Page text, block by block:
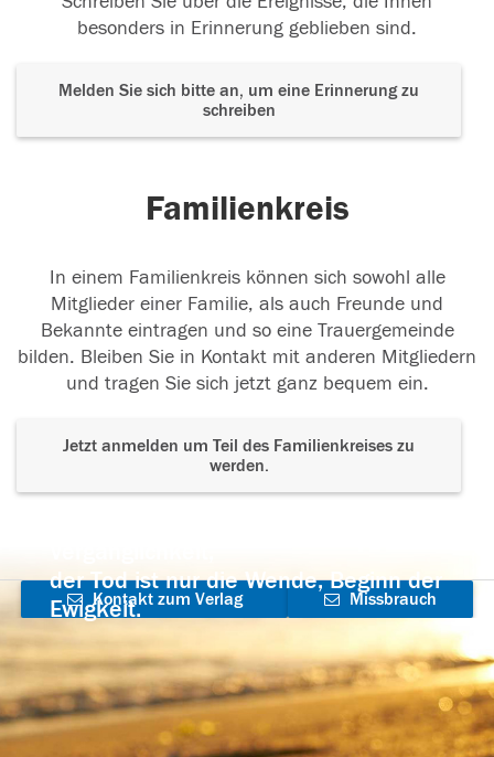
besonders in Erinnerung geblieben sind.
Melden Sie sich bitte an, um eine Erinnerung zu
schreiben
Familienkreis
In einem Familienkreis können sich sowohl alle
Mitglieder einer Familie, als auch Freunde und
Bekannte eintragen und so eine Trauergemeinde
bilden. Bleiben Sie in Kontakt mit anderen Mitgliedern
und tragen Sie sich jetzt ganz bequem ein.
Jetzt anmelden um Teil des Familienkreises zu
werden.
der Tod ist nur die Wende, Beginn der
Ewigkeit.
Kontakt zum Verlag
aufnehmen
Missbrauch